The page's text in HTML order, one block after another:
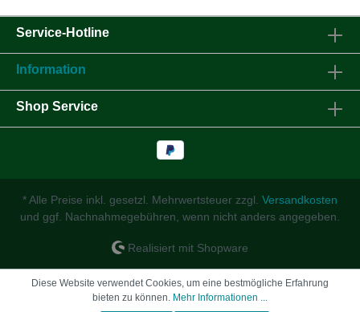
Service-Hotline
Information
Shop Service
* Alle Preise inkl. gesetzl. Mehrwertsteuer zzgl. Versandkosten
und ggf. Nachnahmegebühren, wenn nicht anders angegeben.
Realisiert mit Shopware
Diese Website verwendet Cookies, um eine bestmögliche Erfahrung
bieten zu können. Mehr Informationen ...